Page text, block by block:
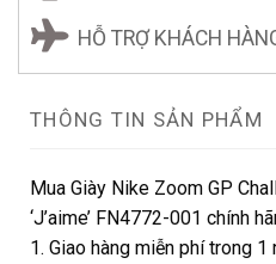
HỖ TRỢ KHÁCH
THÔNG TIN SẢN PHẨM
Mua Giày Nike Zoom GP
‘J’aime’ FN4772-001 chính
1. Giao hàng miễn phí trong 1